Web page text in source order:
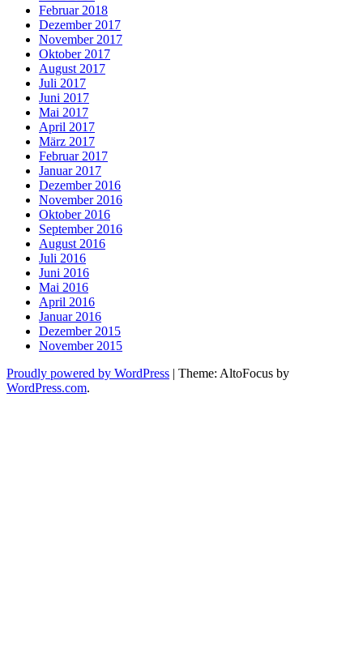
Februar 2018
Dezember 2017
November 2017
Oktober 2017
August 2017
Juli 2017
Juni 2017
Mai 2017
April 2017
März 2017
Februar 2017
Januar 2017
Dezember 2016
November 2016
Oktober 2016
September 2016
August 2016
Juli 2016
Juni 2016
Mai 2016
April 2016
Januar 2016
Dezember 2015
November 2015
Proudly powered by WordPress | Theme: AltoFocus by
WordPress.com.